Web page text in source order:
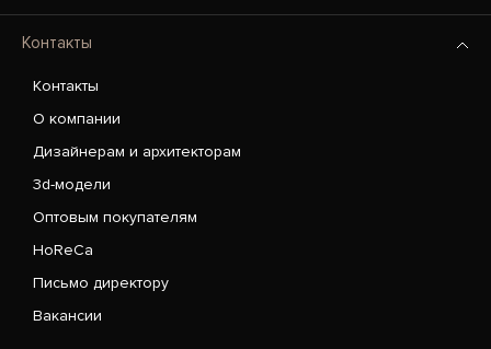
Контакты
Контакты
О компании
Дизайнерам и архитекторам
3d-модели
Оптовым покупателям
HoReCa
Письмо директору
Вакансии